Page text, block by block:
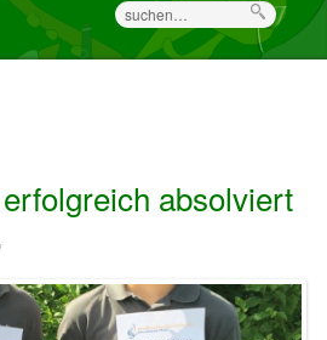
Suche
absolviert